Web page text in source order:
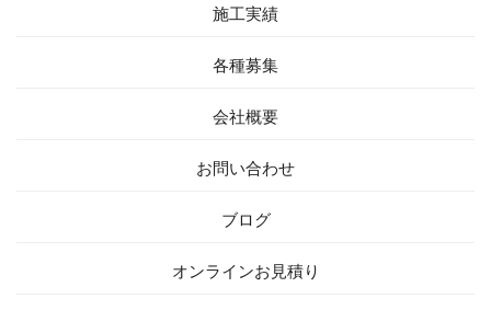
施工実績
各種募集
会社概要
お問い合わせ
ブログ
オンラインお見積り